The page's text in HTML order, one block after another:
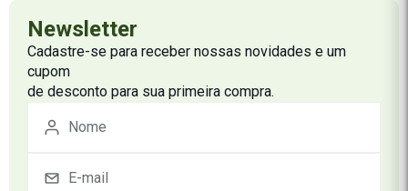
Newsletter
Cadastre-se para receber nossas novidades e um
cupom
de desconto para sua primeira compra.